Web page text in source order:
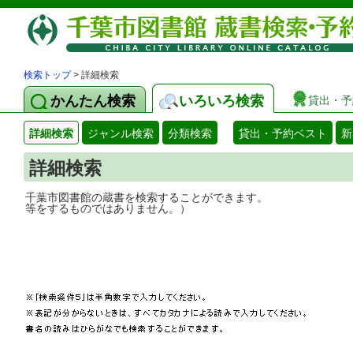
検索トップ> 詳細検索
かんたん検索 いろいろ検索 貸出・
詳細検索 ジャンル検索 分類検索 貸出・予約ベスト
詳細検索
千葉市図書館の蔵書を検索することがで
等をするものではありません。）